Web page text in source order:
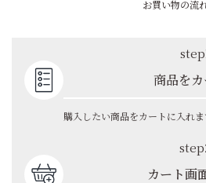
お買い物の流
商品を
購入したい商品をカートに入れま
カート画